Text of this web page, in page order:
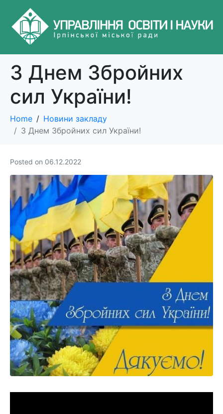
З Днем Збройних
сил України!
Home
Новини закладу
З Днем Збройних сил України!
Posted on 06.12.2022